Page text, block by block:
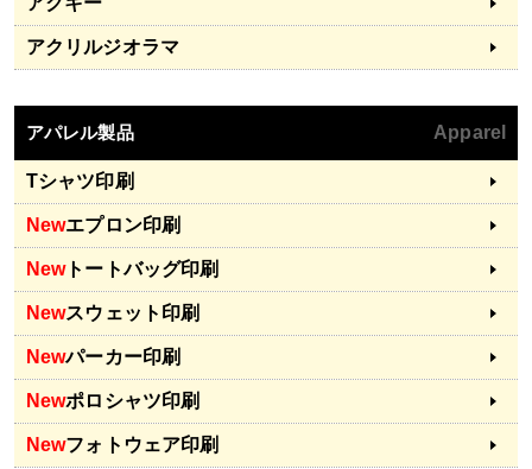
アクリルジオラマ
アパレル製品 Apparel
Tシャツ印刷
Newエプロン印刷
Newトートバッグ印刷
Newスウェット印刷
Newパーカー印刷
Newポロシャツ印刷
Newフォトウェア印刷